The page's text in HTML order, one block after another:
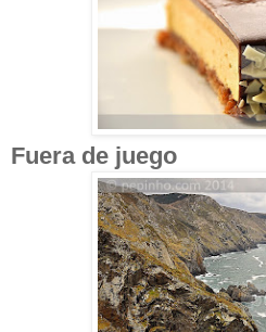
Fuera de juego